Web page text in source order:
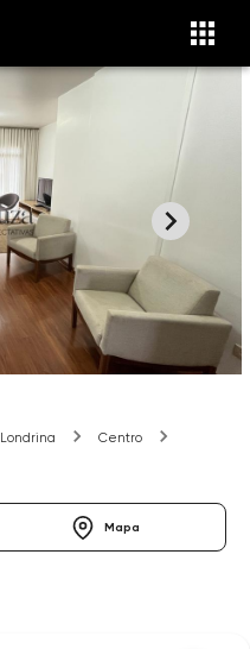
Londrina
Centro
Mapa